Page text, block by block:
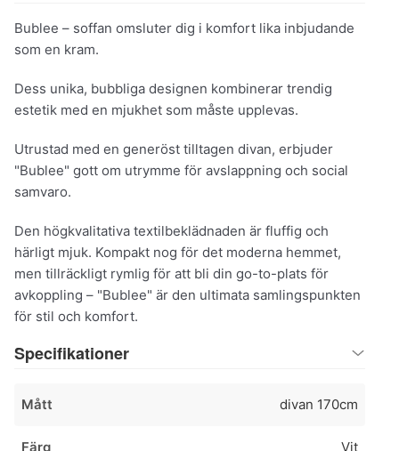
Bublee – soffan omsluter dig i komfort lika inbjudande
som en kram.
Dess unika, bubbliga designen kombinerar trendig
estetik med en mjukhet som måste upplevas.
Utrustad med en generöst tilltagen divan, erbjuder
"Bublee" gott om utrymme för avslappning och social
samvaro.
Den högkvalitativa textilbeklädnaden är fluffig och
härligt mjuk. Kompakt nog för det moderna hemmet,
men tillräckligt rymlig för att bli din go-to-plats för
avkoppling – "Bublee" är den ultimata samlingspunkten
för stil och komfort.
Specifikationer
Mått divan 170cm
Färg Vit